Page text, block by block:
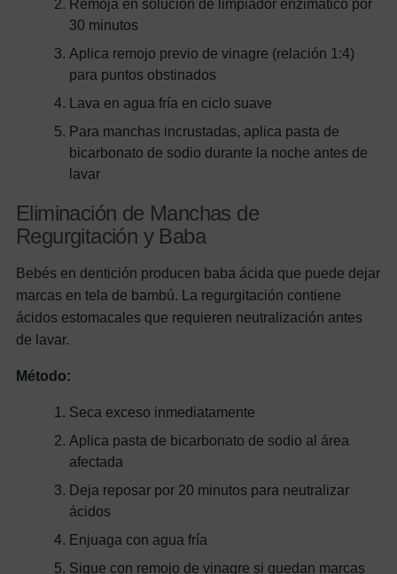
Remoja en solución de limpiador enzimático por
30 minutos
Aplica remojo previo de vinagre (relación 1:4)
para puntos obstinados
Lava en agua fría en ciclo suave
Para manchas incrustadas, aplica pasta de
bicarbonato de sodio durante la noche antes de
lavar
Eliminación de Manchas de
Regurgitación y Baba
Bebés en dentición producen baba ácida que puede dejar
marcas en tela de bambú. La regurgitación contiene
ácidos estomacales que requieren neutralización antes
de lavar.
Método:
Seca exceso inmediatamente
Aplica pasta de bicarbonato de sodio al área
afectada
Deja reposar por 20 minutos para neutralizar
ácidos
Enjuaga con agua fría
Sigue con remojo de vinagre si quedan marcas